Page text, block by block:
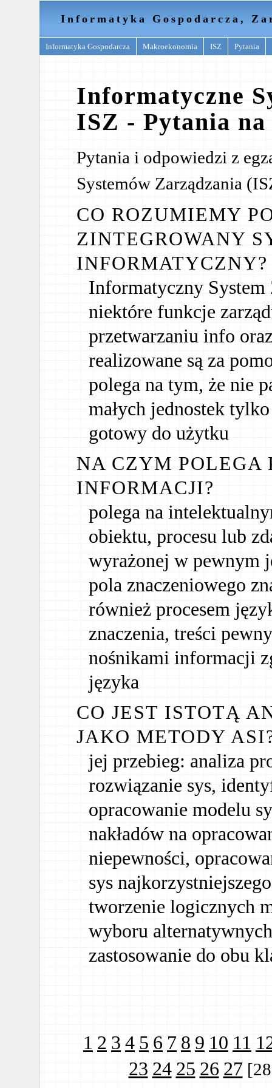
Informatyka Gospodarcza,
Informatyka Gospodarcza Makroekonomia ISZ Pytania
Informatyczne
ISZ - Pytania na
Pytania i odpowiedzi z
Systemów Zarządzania
CO ROZUMIEMY
ZINTEGROWANY
INFORMATYCZNY?
Informatyczny
niektóre funkcje
przetwarzaniu info
realizowane są za
polega na tym, że nie
małych jednostek
gotowy do użytku
NA CZYM POLEGA
INFORMACJI?
polega na
obiektu, procesu lub
wyrażonej w pewnym
pola znaczeniowego
również procesem
znaczenia, treści
nośnikami informacji
języka
CO JEST ISTOTĄ
JAKO METODY
jej przebieg: analiza
rozwiązanie sys,
opracowanie modelu
nakładów na
niepewności,
sys
tworzenie logicznych
wyboru
zastosowanie do obu
1 2 3 4 5 6 7 8 9 10 11
23 24 25 26 27